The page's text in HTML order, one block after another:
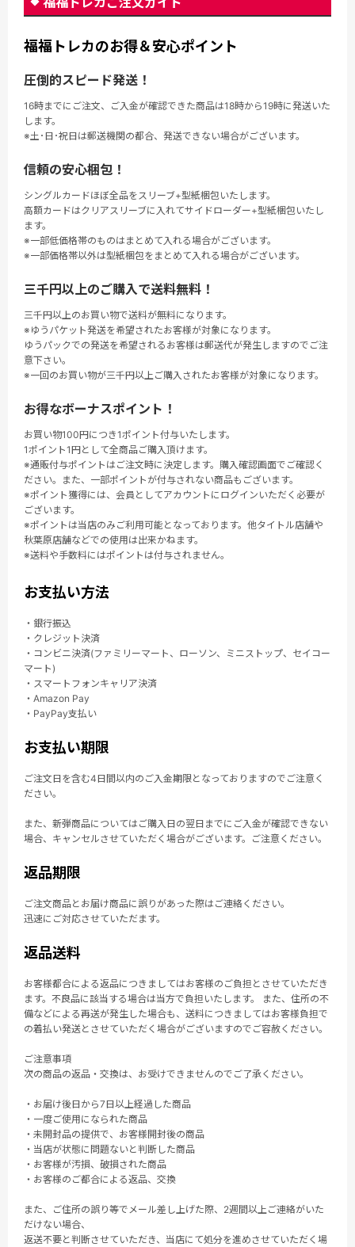
福福トレカのお得＆安心ポイント
圧倒的スピード発送！
16時までにご注文、ご入金が確認できた商品は18時から19時に発送いた
します。
※土･日･祝日は郵送機関の都合、発送できない場合がございます。
信頼の安心梱包！
シングルカードほぼ全品をスリーブ+型紙梱包いたします。
高額カードはクリアスリーブに入れてサイドローダー+型紙梱包いたし
ます。
※一部低価格帯のものはまとめて入れる場合がございます。
※一部価格帯以外は型紙梱包をまとめて入れる場合がございます。
三千円以上のご購入で送料無料！
三千円以上のお買い物で送料が無料になります。
※ゆうパケット発送を希望されたお客様が対象になります。
ゆうパックでの発送を希望されるお客様は郵送代が発生しますのでご注
意下さい。
※一回のお買い物が三千円以上ご購入されたお客様が対象になります。
お得なボーナスポイント！
お買い物100円につき1ポイント付与いたします。
1ポイント1円として全商品ご購入頂けます。
※通販付与ポイントはご注文時に決定します。購入確認画面でご確認く
ださい。また、一部ポイントが付与されない商品もございます。
※ポイント獲得には、会員としてアカウントにログインいただく必要が
ございます。
※ポイントは当店のみご利用可能となっております。他タイトル店舗や
秋葉原店舗などでの使用は出来かねます。
※送料や手数料にはポイントは付与されません。
お支払い方法
・銀行振込
・クレジット決済
・コンビニ決済(ファミリーマート、ローソン、ミニストップ、セイコー
マート)
・スマートフォンキャリア決済
・Amazon Pay
・PayPay支払い
お支払い期限
ご注文日を含む4日間以内のご入金期限となっておりますのでご注意く
ださい。
また、新弾商品についてはご購入日の翌日までにご入金が確認できない
場合、キャンセルさせていただく場合がございます。ご注意ください。
返品期限
ご注文商品とお届け商品に誤りがあった際はご連絡ください。
迅速にご対応させていただます。
返品送料
お客様都合による返品につきましてはお客様のご負担とさせていただき
ます。不良品に該当する場合は当方で負担いたします。 また、住所の不
備などによる再送が発生した場合も、送料につきましてはお客様負担で
の着払い発送とさせていただく場合がございますのでご容赦ください。
ご注意事項
次の商品の返品・交換は、お受けできませんのでご了承ください。
・お届け後日から7日以上経過した商品
・一度ご使用になられた商品
・未開封品の提供で、お客様開封後の商品
・当店が状態に問題ないと判断した商品
・お客様が汚損、破損された商品
・お客様のご都合による返品、交換
また、ご住所の誤り等でメール差し上げた際、2週間以上ご連絡がいた
だけない場合、
返送不要と判断させていただき、当店にて処分を進めさせていただく場